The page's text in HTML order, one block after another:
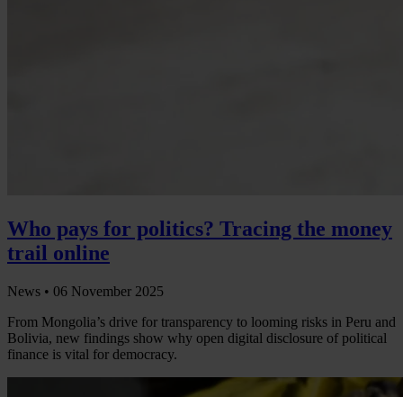
Who pays for politics? Tracing the money
trail online
News • 06 November 2025
From Mongolia’s drive for transparency to looming risks in Peru and
Bolivia, new findings show why open digital disclosure of political
finance is vital for democracy.